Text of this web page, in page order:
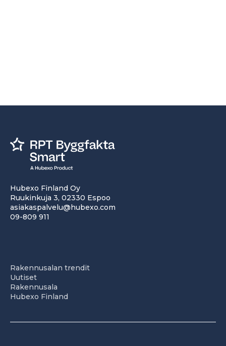
Hubexo Finland Oy
Ruukinkuja 3, 02330 Espoo
asiakaspalvelu@hubexo.com
09-809 911
Rakennusalan trendit
Uutiset
Rakennusala
Hubexo Finland